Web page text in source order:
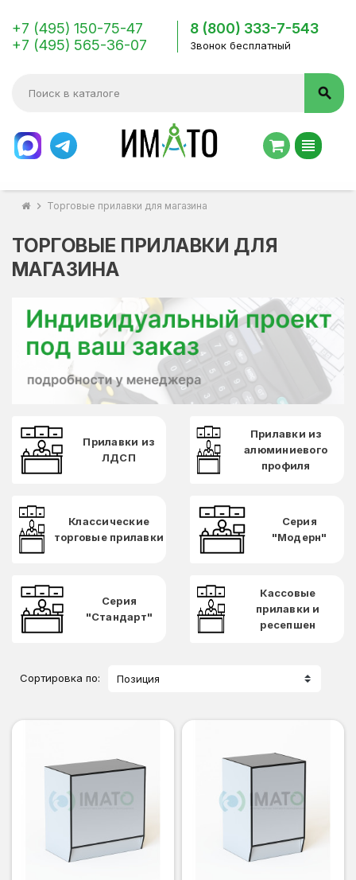
+7 (495) 150-75-47
+7 (495) 565-36-07
8 (800) 333-7-543
Звонок бесплатный
search
view_headline
chevron_right Торговые прилавки для магазина
ТОРГОВЫЕ ПРИЛАВКИ ДЛЯ
МАГАЗИНА
Прилавки из
ЛДСП
Прилавки из
алюминиевого
профиля
Классические
торговые прилавки
Серия
"Модерн"
Серия
"Стандарт"
Кассовые
прилавки и
ресепшен
Сортировка по: Позиция